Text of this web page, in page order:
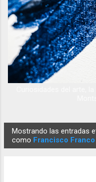
n
Mostrando las entradas
como Francisco Franco